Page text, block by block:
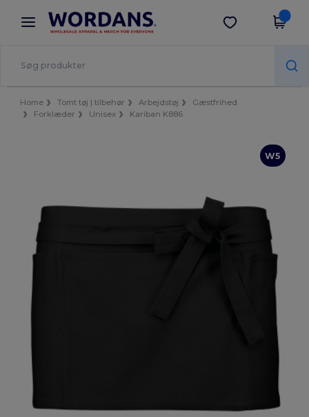
× Wordans-app
Bedre priser i appen!
Hent app
Home Tomt tøj | tilbehør Arbejdstøj
Gæstfrihed
Forklæder
Unisex Kariban K886
W5